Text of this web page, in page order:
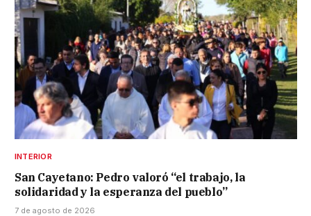
INTERIOR
San Cayetano: Pedro valoró “el trabajo, la
solidaridad y la esperanza del pueblo”
7 de agosto de 2026